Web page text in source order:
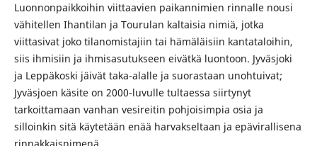
Luonnonpaikkoihin viittaavien paikannimien rinnalle nousi
vähitellen Ihantilan ja Tourulan kaltaisia nimiä, jotka
viittasivat joko tilanomistajiin tai hämäläisiin kantataloihin,
siis ihmisiin ja ihmisasutukseen eivätkä luontoon. Jyväsjoki
ja Leppäkoski jäivät taka-alalle ja suorastaan unohtuivat;
Jyväsjoen käsite on 2000-luvulle tultaessa siirtynyt
tarkoittamaan vanhan vesireitin pohjoisimpia osia ja
silloinkin sitä käytetään enää harvakseltaan ja epävirallisena